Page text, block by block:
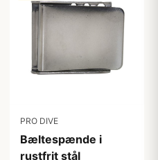
PRO DIVE
Bæltespænde i
rustfrit stål